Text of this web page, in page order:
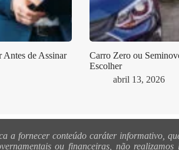
Antes de Assinar
Carro Zero ou
Escolher
abril 13, 2026
a fornecer conteúdo caráter informativo,
ou financeiras, não